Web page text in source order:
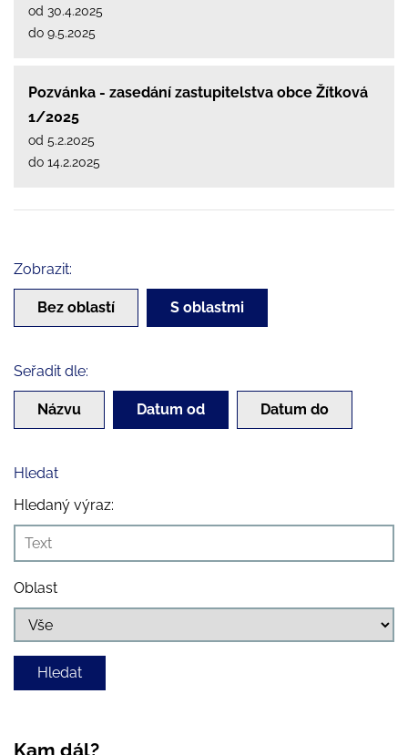
od 30.4.2025
do 9.5.2025
Pozvánka - zasedání zastupitelstva obce Žítková
1/2025
od 5.2.2025
do 14.2.2025
Zobrazit:
Bez oblastí S oblastmi
Seřadit dle:
Názvu Datum od Datum do
Hledat
Hledaný výraz:
Oblast
Kam dál?